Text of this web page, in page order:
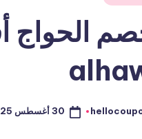
30 أغسطس 2025